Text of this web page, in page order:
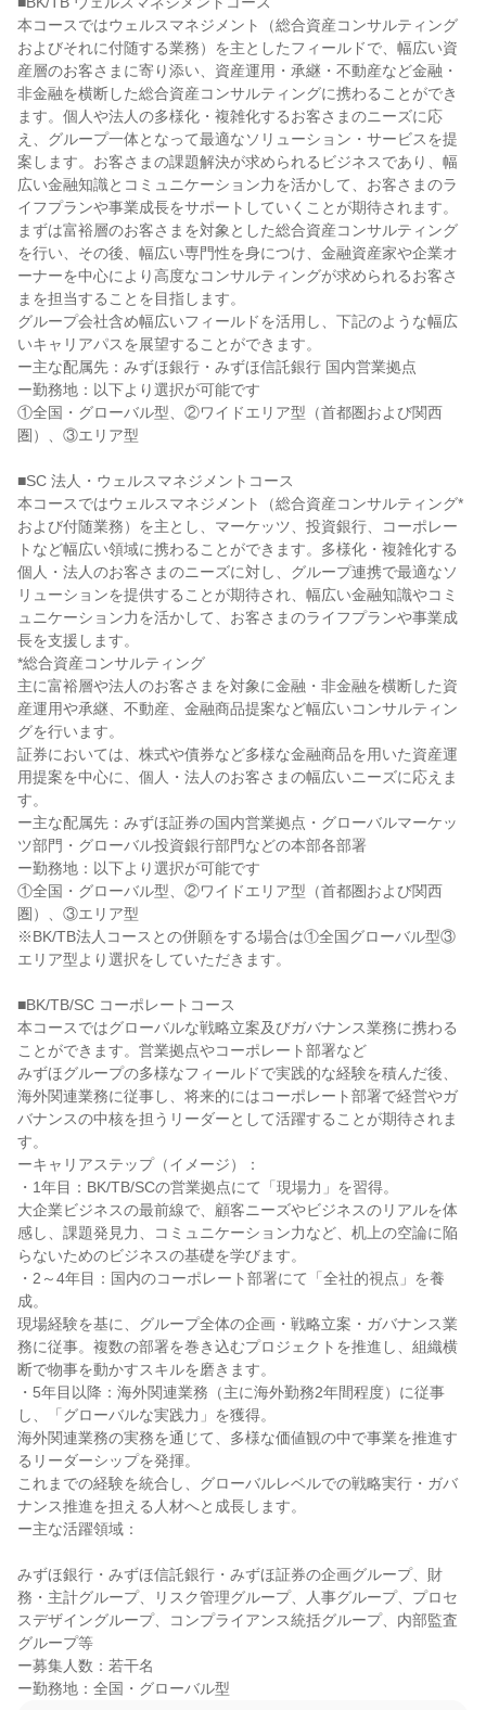
本コースではウェルスマネジメント（総合資産コンサルティング
およびそれに付随する業務）を主としたフィールドで、幅広い資
産層のお客さまに寄り添い、資産運用・承継・不動産など金融・
非金融を横断した総合資産コンサルティングに携わることができ
ます。個人や法人の多様化・複雑化するお客さまのニーズに応
え、グループ一体となって最適なソリューション・サービスを提
案します。お客さまの課題解決が求められるビジネスであり、幅
広い金融知識とコミュニケーション力を活かして、お客さまのラ
イフプランや事業成長をサポートしていくことが期待されます。
まずは富裕層のお客さまを対象とした総合資産コンサルティング
を行い、その後、幅広い専門性を身につけ、金融資産家や企業オ
ーナーを中心により高度なコンサルティングが求められるお客さ
まを担当することを目指します。
グループ会社含め幅広いフィールドを活用し、下記のような幅広
いキャリアパスを展望することができます。
ー主な配属先：みずほ銀行・みずほ信託銀行 国内営業拠点
ー勤務地：以下より選択が可能です
①全国・グローバル型、②ワイドエリア型（首都圏および関西
圏）、③エリア型
■SC 法人・ウェルスマネジメントコース
本コースではウェルスマネジメント（総合資産コンサルティング*
および付随業務）を主とし、マーケッツ、投資銀行、コーポレー
トなど幅広い領域に携わることができます。多様化・複雑化する
個人・法人のお客さまのニーズに対し、グループ連携で最適なソ
リューションを提供することが期待され、幅広い金融知識やコミ
ュニケーション力を活かして、お客さまのライフプランや事業成
長を支援します。
*総合資産コンサルティング
主に富裕層や法人のお客さまを対象に金融・非金融を横断した資
産運用や承継、不動産、金融商品提案など幅広いコンサルティン
グを行います。
証券においては、株式や債券など多様な金融商品を用いた資産運
用提案を中心に、個人・法人のお客さまの幅広いニーズに応えま
す。
ー主な配属先：みずほ証券の国内営業拠点・グローバルマーケッ
ツ部門・グローバル投資銀行部門などの本部各部署
ー勤務地：以下より選択が可能です
①全国・グローバル型、②ワイドエリア型（首都圏および関西
圏）、③エリア型
※BK/TB法人コースとの併願をする場合は①全国グローバル型③
エリア型より選択をしていただきます。
■BK/TB/SC コーポレートコース
本コースではグローバルな戦略立案及びガバナンス業務に携わる
ことができます。営業拠点やコーポレート部署など
みずほグループの多様なフィールドで実践的な経験を積んだ後、
海外関連業務に従事し、将来的にはコーポレート部署で経営やガ
バナンスの中核を担うリーダーとして活躍することが期待されま
す。
ーキャリアステップ（イメージ）：
・1年目：BK/TB/SCの営業拠点にて「現場力」を習得。
大企業ビジネスの最前線で、顧客ニーズやビジネスのリアルを体
感し、課題発見力、コミュニケーション力など、机上の空論に陥
らないためのビジネスの基礎を学びます。
・2～4年目：国内のコーポレート部署にて「全社的視点」を養
成。
現場経験を基に、グループ全体の企画・戦略立案・ガバナンス業
務に従事。複数の部署を巻き込むプロジェクトを推進し、組織横
断で物事を動かすスキルを磨きます。
・5年目以降：海外関連業務（主に海外勤務2年間程度）に従事
し、「グローバルな実践力」を獲得。
海外関連業務の実務を通じて、多様な価値観の中で事業を推進す
るリーダーシップを発揮。
これまでの経験を統合し、グローバルレベルでの戦略実行・ガバ
ナンス推進を担える人材へと成長します。
ー主な活躍領域：
みずほ銀行・みずほ信託銀行・みずほ証券の企画グループ、財
務・主計グループ、リスク管理グループ、人事グループ、プロセ
スデザイングループ、コンプライアンス統括グループ、内部監査
グループ等
ー募集人数：若干名
ー勤務地：全国・グローバル型